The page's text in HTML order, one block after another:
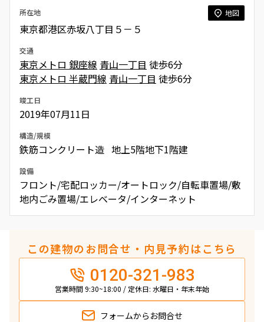
所在地 地図
東京都港区赤坂八丁目５－５
交通
東京メトロ 銀座線 青山一丁目 徒歩6分
東京メトロ 半蔵門線 青山一丁目 徒歩6分
竣工日
2019年07月11日
構造/規模
鉄筋コンクリート造 地上5階地下1階建
設備
フロント/宅配ロッカー/オートロック/自転車置場/敷
地内ごみ置場/エレベータ/インターネット
この建物のお問合せ・内見予約はこちら
0120-321-983
営業時間 9:30~18:00 / 定休日: 水曜日・年末年始
フォームから お問合せ